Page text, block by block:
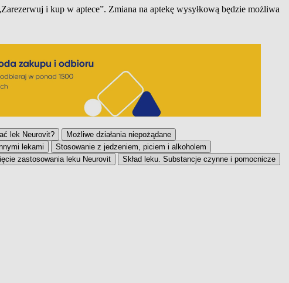
i kup w aptece”. Zmiana na aptekę wysyłkową będzie możliwa
lek Neurovit?
Możliwe działania niepożądane
lekami
Stosowanie z jedzeniem, piciem i alkoholem
zastosowania leku Neurovit
Skład leku. Substancje czynne i pomocnicze